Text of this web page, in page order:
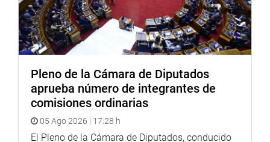
PRENSA CONGRESO
Pleno de la Cámara de Diputados
aprueba número de integrantes de
comisiones ordinarias
05 Ago 2026 | 17:28 h
El Pleno de la Cámara de Diputados, conducido